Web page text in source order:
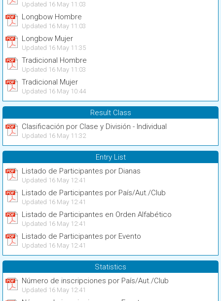
Updated 16 May 11:03
Longbow Hombre
Updated 16 May 11:03
Longbow Mujer
Updated 16 May 11:35
Tradicional Hombre
Updated 16 May 11:03
Tradicional Mujer
Updated 16 May 10:44
Result Class
Clasificación por Clase y División - Individual
Updated 16 May 11:32
Entry List
Listado de Participantes por Dianas
Updated 16 May 12:41
Listado de Participantes por País/Aut./Club
Updated 16 May 12:41
Listado de Participantes en Orden Alfabético
Updated 16 May 12:41
Listado de Participantes por Evento
Updated 16 May 12:41
Statistics
Número de inscripciones por País/Aut./Club
Updated 16 May 12:41